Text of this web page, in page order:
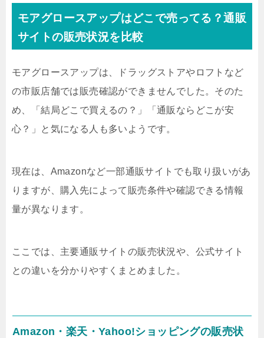
モアグロースアップはどこで売ってる？通販
サイトの販売状況を比較
モアグロースアップは、ドラッグストアやロフトなど
の市販店舗では販売確認ができませんでした。そのた
め、「結局どこで買えるの？」「通販ならどこが安
心？」と気になる人も多いようです。
現在は、Amazonなど一部通販サイトでも取り扱いがあ
りますが、購入先によって販売条件や確認できる情報
量が異なります。
ここでは、主要通販サイトの販売状況や、公式サイト
との違いを分かりやすくまとめました。
Amazon・楽天・Yahoo!ショッピングの販売状